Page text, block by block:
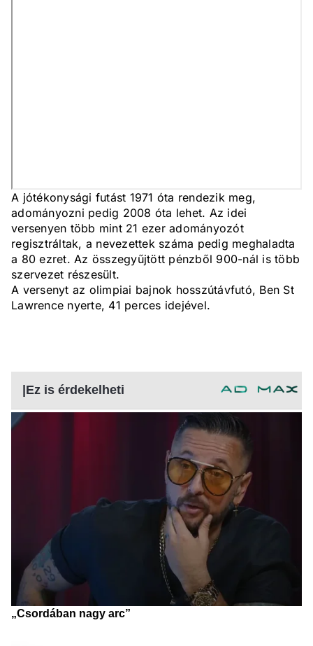
A jótékonysági futást 1971 óta rendezik meg,
adományozni pedig 2008 óta lehet. Az idei
versenyen több mint 21 ezer adományozót
regisztráltak, a nevezettek száma pedig meghaladta
a 80 ezret. Az összegyűjtött pénzből 900-nál is több
szervezet részesült.
A versenyt az olimpiai bajnok hosszútávfutó, Ben St
Lawrence nyerte, 41 perces idejével.